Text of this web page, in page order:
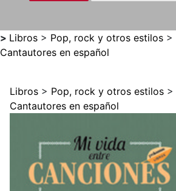
> Libros > Pop, rock y otros estilos >
Cantautores en español
Libros > Pop, rock y otros estilos >
Cantautores en español